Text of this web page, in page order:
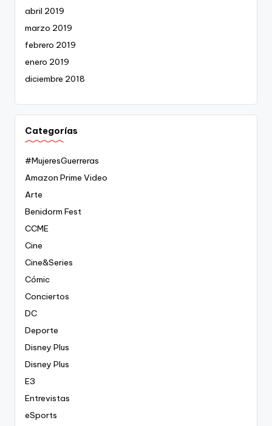
abril 2019
marzo 2019
febrero 2019
enero 2019
diciembre 2018
Categorías
#MujeresGuerreras
Amazon Prime Video
Arte
Benidorm Fest
CCME
Cine
Cine&Series
Cómic
Conciertos
DC
Deporte
Disney Plus
Disney Plus
E3
Entrevistas
eSports